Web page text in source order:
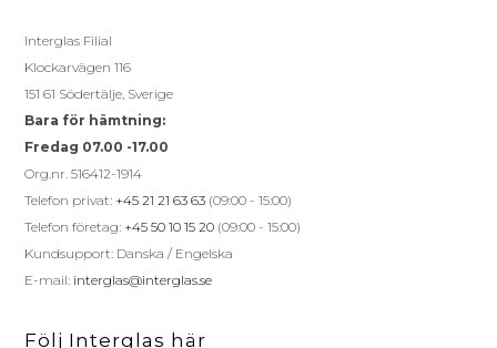
Interglas Filial
Klockarvägen 116
151 61 Södertälje, Sverige
Bara för hämtning:
Fredag 07.00 -17.00
Org.nr. 516412-1914
Telefon privat: +45 21 21 63 63 (09:00 - 15:00)
Telefon företag: +45 50 10 15 20 (09:00 - 15:00)
Kundsupport: Danska / Engelska
E-mail: interglas@interglas.se
Följ Interglas här